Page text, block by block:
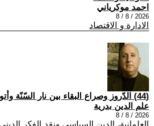
احمد موكرياني
2026 / 8 / 8
الادارة و الاقتصاد
(44) الدّروز وصراع البقاء بين نار السّنّة وأتون التّشييع
علم الدين بدرية
2026 / 8 / 8